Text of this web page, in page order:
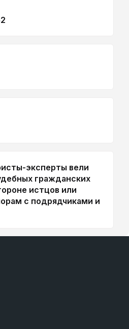
эксперты вели
гражданских
истцов или
с подрядчиками и